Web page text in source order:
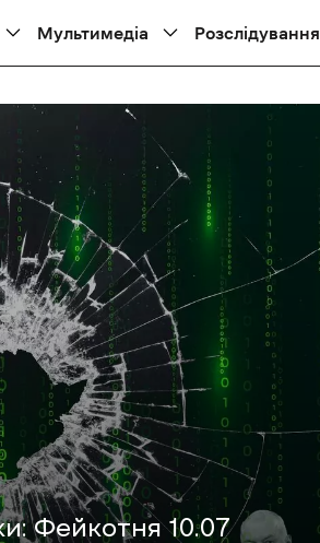
Мультимедіа Розслідування
Фейкотня 10.07